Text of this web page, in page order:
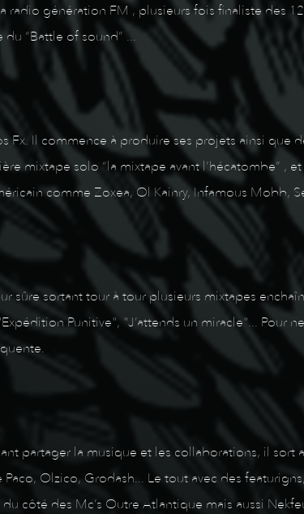
génération FM , plusieurs fois finaliste des
“Battle of sound” ...
Fx. Il commence à produire ses projets ainsi que
mixtape solo “la mixtape avant l’hécatombe” ,
comme Zoxea, Ol Kainry, Infamous Mobb,
sûre sortant tour à tour plusieurs mixtapes
Punitive", "J’attends un miracle"... Pour
partager la musique et les collaborations, il sort
Olzico, Grodash... Le tout avec des
côté des Mc’s Outre Atlantique mais aussi